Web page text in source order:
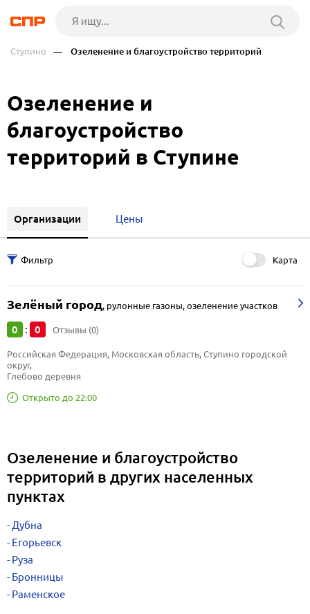
Ступино — Озеленение и благоустройство территорий
Озеленение и
благоустройство
территорий в Ступине
Организации Цены
Карта
Зелёный город, рулонные газоны, озеленение участков
0 : 0 Отзывы (0)
Открыто до 22:00
Российская Федерация, Московская область, Ступино городской
округ,
Глебово деревня
Озеленение и благоустройство
территорий в других населенных
пунктах
Дубна
Егорьевск
Руза
Бронницы
Раменское